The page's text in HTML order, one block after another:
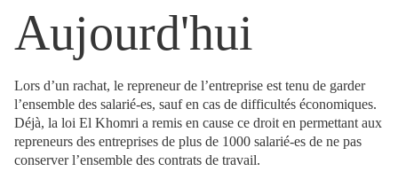
Aujourd'hui
Lors d’un rachat, le repreneur de l’entreprise est tenu de garder
l’ensemble des salarié-es, sauf en cas de difficultés économiques.
Déjà, la loi El Khomri a remis en cause ce droit en permettant aux
repreneurs des entreprises de plus de 1000 salarié-es de ne pas
conserver l’ensemble des contrats de travail.